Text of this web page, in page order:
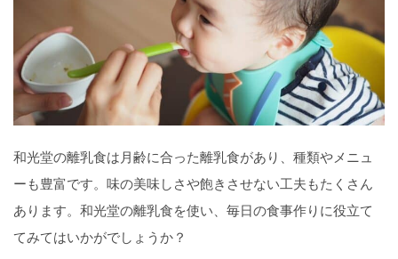
和光堂の離乳食は月齢に合った離乳食があり、種類やメニュ
ーも豊富です。味の美味しさや飽きさせない工夫もたくさん
あります。和光堂の離乳食を使い、毎日の食事作りに役立て
てみてはいかがでしょうか？